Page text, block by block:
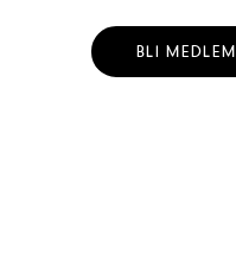
BLI MEDLEM